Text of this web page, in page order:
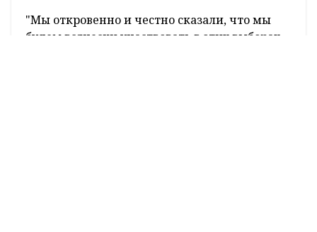
"Мы откровенно и честно сказали, что мы
будем всячески участвовать в этих выборах.